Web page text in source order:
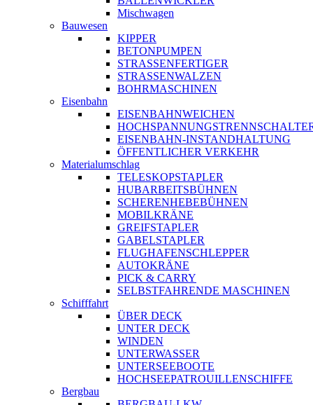
Mischwagen
Bauwesen
KIPPER
BETONPUMPEN
STRASSENFERTIGER
STRASSENWALZEN
BOHRMASCHINEN
Eisenbahn
EISENBAHNWEICHEN
EISENBAHN-INSTANDHALTUNG
ÖFFENTLICHER VERKEHR
Materialumschlag
TELESKOPSTAPLER
HUBARBEITSBÜHNEN
SCHERENHEBEBÜHNEN
MOBILKRÄNE
GREIFSTAPLER
GABELSTAPLER
FLUGHAFENSCHLEPPER
AUTOKRÄNE
PICK & CARRY
SELBSTFAHRENDE MASCHINEN
Schifffahrt
ÜBER DECK
UNTER DECK
WINDEN
UNTERWASSER
UNTERSEEBOOTE
HOCHSEEPATROUILLENSCHIFFE
Bergbau